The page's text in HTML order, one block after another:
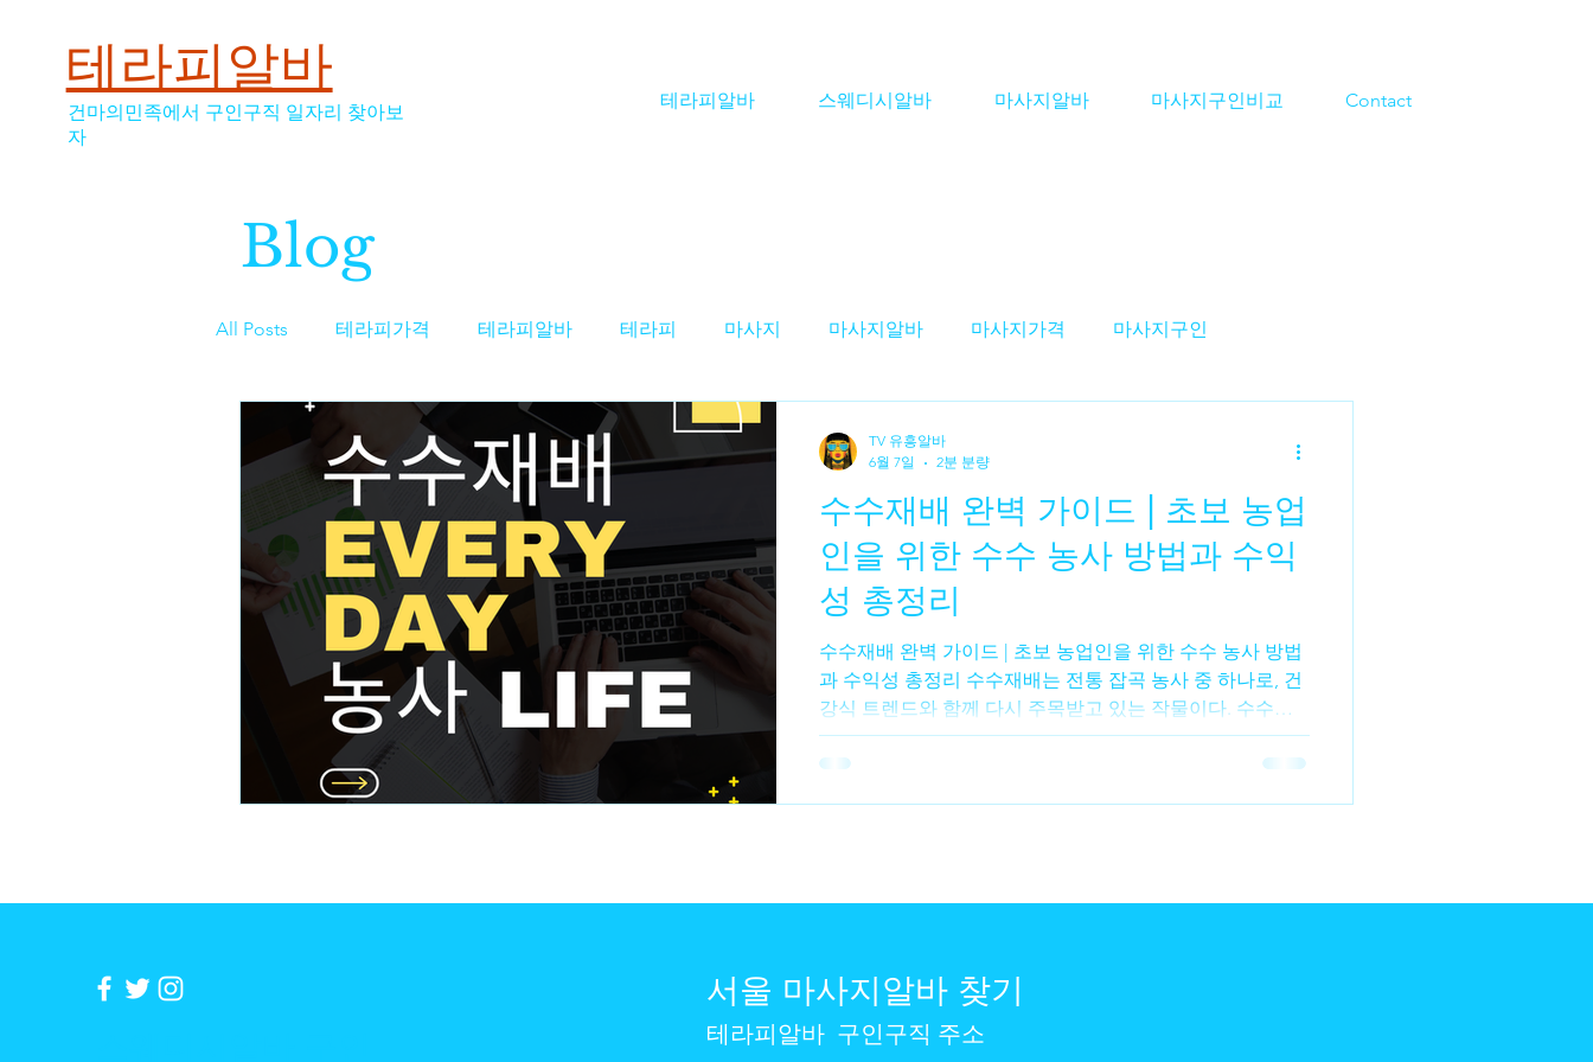
테라피알바
건마의민족에서 구인구직 일자리 찾아보
자
테라피알바 스웨디시알바 마사지알바 마사지구인비교 Contact
Blog
All Posts 테라피가격 테라피알바 테라피 마사지 마사지알바 마사지가격 마사지구인
스웨디시가격 스웨디시알바' 테라피구인
역삼동마사지구인 마사지구인 테라피스트 알바 스웨디시 알바 대전테라피알바 대전마사지알바
테라피스트 알바 스웨디시알바 수수재배 수수농사 수수심기
수수물관리 수수병해충
수수재배 완벽 가이드 | 초보 농업
인을 위한 수수 농사 방법과 수익
성 총정리
수수재배 완벽 가이드 | 초보 농업인을 위한 수수 농사 방법
과 수익성 총정리 수수재배는 전통 잡곡 농사 중 하나로, 건
강식 트렌드와 함께 다시 주목받고 있는 작물이다. 수수는
밥에 섞어 먹는 잡곡, 떡, 가루, 전통주, 사료용 등 다양한 용
도로 활용되며 저장성이 좋아 안정적인 판로를 기대할 수
이 특징이다. 파종 후 약 100~130일 정도면 수확이 가능하
뜻하고 건조한 기후에서 잘 자란다. 생육 적정 온도 : 25~30
도 토양 : 배수가 잘되는 사질양토 토양 산도 : pH 5.5~6.5 과
습에 매우 약하므
TV 유흥알바
6월 7일
2분 분량
서울 마사지알바 찾기
테라피알바 구인구직 주소